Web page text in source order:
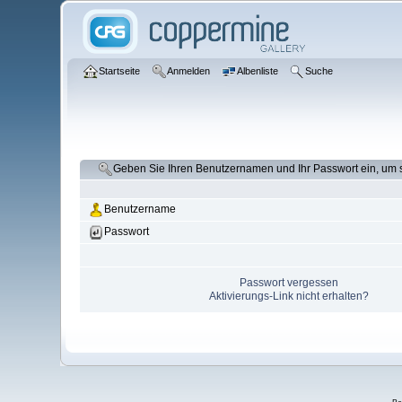
Startseite Anmelden Albenliste Suche
Geben Sie Ihren Benutzernamen und Ihr Passwort ein, um
Benutzername
Passwort
Passwort vergessen
Aktivierungs-Link nicht erhalten?